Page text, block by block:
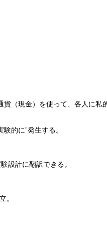
（現金）を使って、各人に
的に”発生する。
設計に翻訳できる。
。